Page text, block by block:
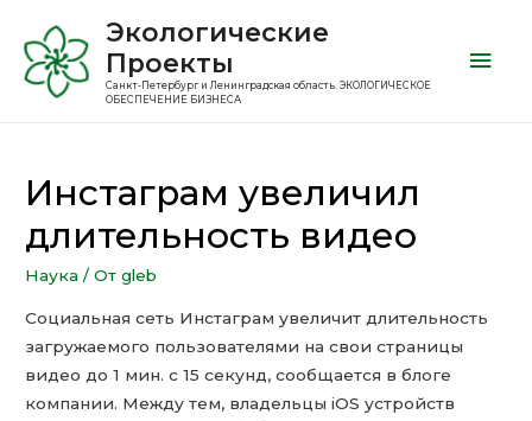
Экологические
Проекты
Санкт-Петербург и Ленинградская область. ЭКОЛОГИЧЕСКОЕ
ОБЕСПЕЧЕНИЕ БИЗНЕСА
Инстаграм увеличил
длительность видео
Наука / От gleb
Социальная сеть Инстаграм увеличит длительность
загружаемого пользователями на свои страницы
видео до 1 мин. с 15 секунд, сообщается в блоге
компании. Между тем, владельцы iOS устройств